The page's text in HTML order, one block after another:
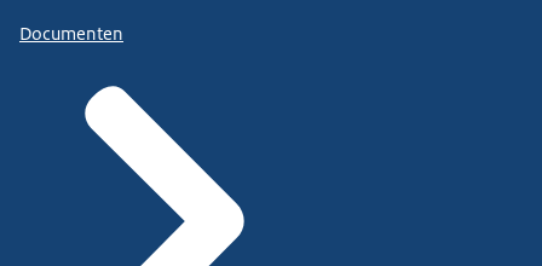
Documenten